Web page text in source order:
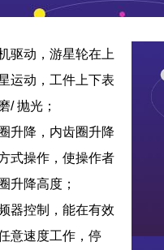
驱动，游星轮在上
运动，工件上下表
/ 抛光；
升降，内齿圈升降
式操作，使操作者
升降高度；
器控制，能在有效
意速度工作，停